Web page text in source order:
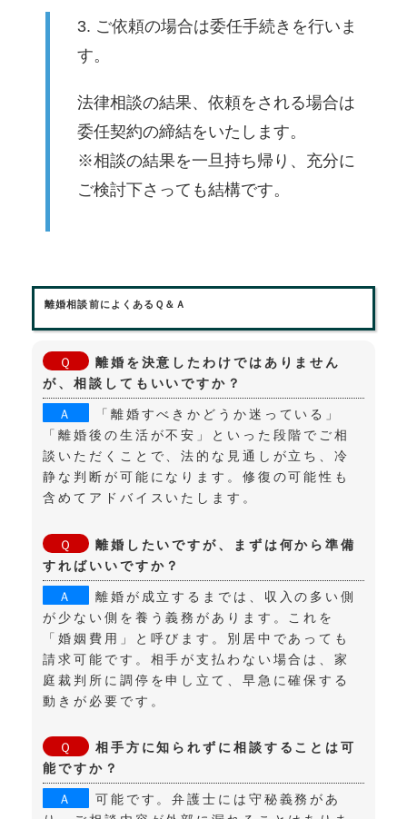
3. ご依頼の場合は委任手続きを行いま
す。
法律相談の結果、依頼をされる場合は
委任契約の締結をいたします。
※相談の結果を一旦持ち帰り、充分に
ご検討下さっても結構です。
離婚相談前によくあるＱ＆Ａ
離婚を決意したわけではありません
が、相談してもいいですか？
「離婚すべきかどうか迷っている」
「離婚後の生活が不安」といった段階でご相
談いただくことで、法的な見通しが立ち、冷
静な判断が可能になります。修復の可能性も
含めてアドバイスいたします。
離婚したいですが、まずは何から準備
すればいいですか？
離婚が成立するまでは、収入の多い側
が少ない側を養う義務があります。これを
「婚姻費用」と呼びます。別居中であっても
請求可能です。相手が支払わない場合は、家
庭裁判所に調停を申し立て、早急に確保する
動きが必要です。
相手方に知られずに相談することは可
能ですか？
可能です。弁護士には守秘義務があ